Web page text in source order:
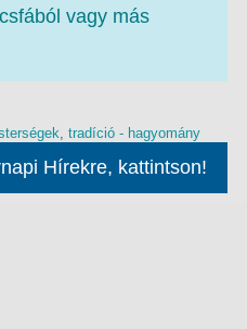
vagy más
tradíció - hagyomány
Hírekre, kattintson!